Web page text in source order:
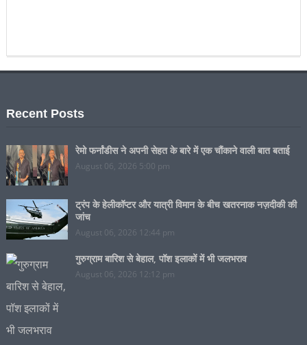
Recent Posts
रेमो फर्नांडीस ने अपनी सेहत के बारे में एक चौंकाने वाली बात बताई
August 06, 2026 5:00 pm
ट्रंप के हेलीकॉप्टर और यात्री विमान के बीच खतरनाक नज़दीकी की
जांच
August 06, 2026 12:44 pm
गुरुग्राम बारिश से बेहाल, पॉश इलाकों में भी जलभराव
August 06, 2026 12:12 pm